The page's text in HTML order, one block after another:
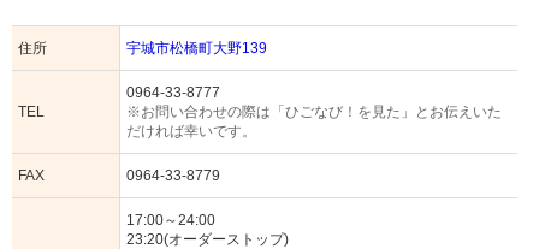
住所 宇城市松橋町大野139
TEL
0964-33-8777
※お問い合わせの際は「ひごなび！を見た」とお伝えいた
だければ幸いです。
FAX 0964-33-8779
17:00～24:00
23:20(オーダーストップ)